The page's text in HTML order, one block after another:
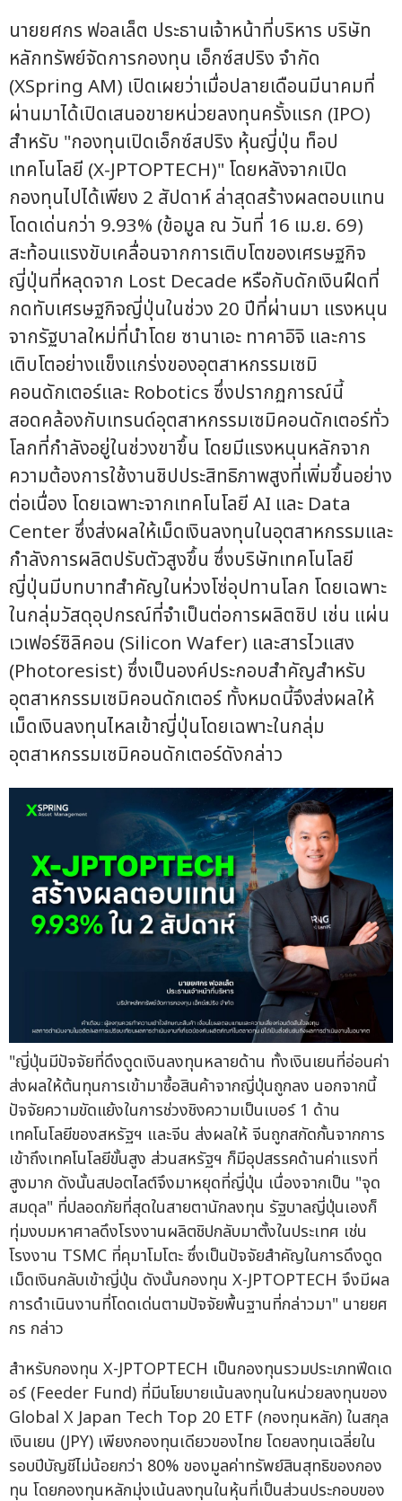
นายยศกร ฟอลเล็ต ประธานเจ้าหน้าที่บริหาร บริษัท
หลักทรัพย์จัดการกองทุน เอ็กซ์สปริง จำกัด
(XSpring AM) เปิดเผยว่าเมื่อปลายเดือนมีนาคมที่
ผ่านมาได้เปิดเสนอขายหน่วยลงทุนครั้งแรก (IPO)
สำหรับ "กองทุนเปิดเอ็กซ์สปริง หุ้นญี่ปุ่น ท็อป
เทคโนโลยี (X-JPTOPTECH)" โดยหลังจากเปิด
กองทุนไปได้เพียง 2 สัปดาห์ ล่าสุดสร้างผลตอบแทน
โดดเด่นกว่า 9.93% (ข้อมูล ณ วันที่ 16 เม.ย. 69)
สะท้อนแรงขับเคลื่อนจากการเติบโตของเศรษฐกิจ
ญี่ปุ่นที่หลุดจาก Lost Decade หรือกับดักเงินฝืดที่
กดทับเศรษฐกิจญี่ปุ่นในช่วง 20 ปีที่ผ่านมา แรงหนุน
จากรัฐบาลใหม่ที่นำโดย ซานาเอะ ทาคาอิจิ และการ
เติบโตอย่างแข็งแกร่งของอุตสาหกรรมเซมิ
คอนดักเตอร์และ Robotics ซึ่งปรากฏการณ์นี้
สอดคล้องกับเทรนด์อุตสาหกรรมเซมิคอนดักเตอร์ทั่ว
โลกที่กำลังอยู่ในช่วงขาขึ้น โดยมีแรงหนุนหลักจาก
ความต้องการใช้งานชิปประสิทธิภาพสูงที่เพิ่มขึ้นอย่าง
ต่อเนื่อง โดยเฉพาะจากเทคโนโลยี AI และ Data
Center ซึ่งส่งผลให้เม็ดเงินลงทุนในอุตสาหกรรมและ
กำลังการผลิตปรับตัวสูงขึ้น ซึ่งบริษัทเทคโนโลยี
ญี่ปุ่นมีบทบาทสำคัญในห่วงโซ่อุปทานโลก โดยเฉพาะ
ในกลุ่มวัสดุอุปกรณ์ที่จำเป็นต่อการผลิตชิป เช่น แผ่น
เวเฟอร์ซิลิคอน (Silicon Wafer) และสารไวแสง
(Photoresist) ซึ่งเป็นองค์ประกอบสำคัญสำหรับ
อุตสาหกรรมเซมิคอนดักเตอร์ ทั้งหมดนี้จึงส่งผลให้
เม็ดเงินลงทุนไหลเข้าญี่ปุ่นโดยเฉพาะในกลุ่ม
อุตสาหกรรมเซมิคอนดักเตอร์ดังกล่าว
"ญี่ปุ่นมีปัจจัยที่ดึงดูดเงินลงทุนหลายด้าน ทั้งเงินเยนที่อ่อนค่า
ส่งผลให้ต้นทุนการเข้ามาซื้อสินค้าจากญี่ปุ่นถูกลง นอกจากนี้
ปัจจัยความขัดแย้งในการช่วงชิงความเป็นเบอร์ 1 ด้าน
เทคโนโลยีของสหรัฐฯ และจีน ส่งผลให้ จีนถูกสกัดกั้นจากการ
เข้าถึงเทคโนโลยีขั้นสูง ส่วนสหรัฐฯ ก็มีอุปสรรคด้านค่าแรงที่
สูงมาก ดังนั้นสปอตไลต์จึงมาหยุดที่ญี่ปุ่น เนื่องจากเป็น "จุด
สมดุล" ที่ปลอดภัยที่สุดในสายตานักลงทุน รัฐบาลญี่ปุ่นเองก็
ทุ่มงบมหาศาลดึงโรงงานผลิตชิปกลับมาตั้งในประเทศ เช่น
โรงงาน TSMC ที่คุมาโมโตะ ซึ่งเป็นปัจจัยสำคัญในการดึงดูด
เม็ดเงินกลับเข้าญี่ปุ่น ดังนั้นกองทุน X-JPTOPTECH จึงมีผล
การดำเนินงานที่โดดเด่นตามปัจจัยพื้นฐานที่กล่าวมา" นายยศ
กร กล่าว
สำหรับกองทุน X-JPTOPTECH เป็นกองทุนรวมประเภทฟีดเด
อร์ (Feeder Fund) ที่มีนโยบายเน้นลงทุนในหน่วยลงทุนของ
Global X Japan Tech Top 20 ETF (กองทุนหลัก) ในสกุล
เงินเยน (JPY) เพียงกองทุนเดียวของไทย โดยลงทุนเฉลี่ยใน
รอบปีบัญชีไม่น้อยกว่า 80% ของมูลค่าทรัพย์สินสุทธิของกอง
ทุน โดยกองทุนหลักมุ่งเน้นลงทุนในหุ้นที่เป็นส่วนประกอบของ